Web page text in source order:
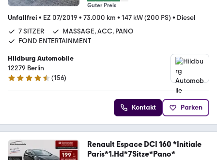
Guter Preis
Unfallfrei • EZ 07/2019 • 73.000 km • 147 kW (200 PS) • Diesel
7 SITZER
MASSAGE, ACC, PANO
FOND ENTERTAINMENT
Hildburg Automobile
12279 Berlin
4.7 Sterne
(156)
Kontakt Parken
Renault Espace DCI 160 *Initiale
Paris*1.Hd*7Sitze*Pano*